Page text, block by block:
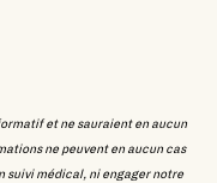
et ne sauraient en aucun
ne peuvent en aucun cas
suivi médical, ni engager notre